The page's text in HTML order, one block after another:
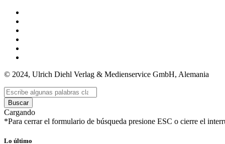
© 2024, Ulrich Diehl Verlag & Medienservice GmbH, Alemania
Buscar
Cargando
*Para cerrar el formulario de búsqueda presione ESC o cierre el
Lo último